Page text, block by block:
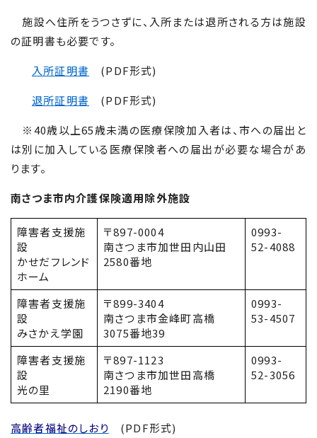
施設へ住所をうつさずに、入所または退所される方は施設
の証明書も必要です。
入所証明書 (PDF形式)
退所証明書 (PDF形式)
※40歳以上65歳未満の医療保険加入者は、市への届出と
は別に加入している医療保険者への届出が必要な場合があ
ります。
南さつま市内介護保険適用除外施設
障害者支援施
設
かせだフレンド
ホーム
〒897-0004
南さつま市加世田内山田
2580番地
0993-
52-4088
障害者支援施
設
みさかえ学園
〒899-3404
南さつま市金峰町高橋
3075番地39
0993-
53-4507
障害者支援施
設
光の里
〒897-1123
南さつま市加世田高橋
2190番地
0993-
52-3056
高齢者福祉のしおり (PDF形式)